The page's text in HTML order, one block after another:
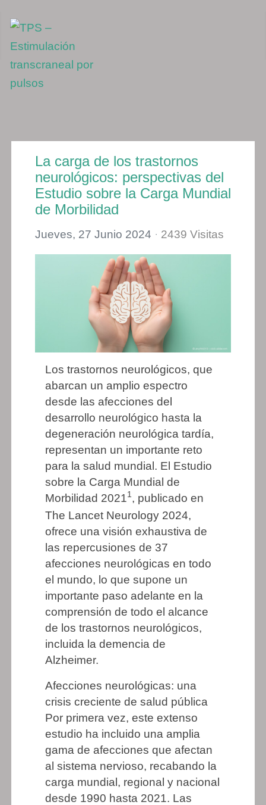
La carga de los trastornos
neurológicos: perspectivas del
Estudio sobre la Carga Mundial
de Morbilidad
Jueves, 27 Junio 2024 2439 Visitas
Los trastornos neurológicos, que
abarcan un amplio espectro
desde las afecciones del
desarrollo neurológico hasta la
degeneración neurológica tardía,
representan un importante reto
para la salud mundial. El Estudio
sobre la Carga Mundial de
Morbilidad 20211, publicado en
The Lancet Neurology 2024,
ofrece una visión exhaustiva de
las repercusiones de 37
afecciones neurológicas en todo
el mundo, lo que supone un
importante paso adelante en la
comprensión de todo el alcance
de los trastornos neurológicos,
incluida la demencia de
Alzheimer.
Afecciones neurológicas: una
crisis creciente de salud pública
Por primera vez, este extenso
estudio ha incluido una amplia
gama de afecciones que afectan
al sistema nervioso, recabando la
carga mundial, regional y nacional
desde 1990 hasta 2021. Las